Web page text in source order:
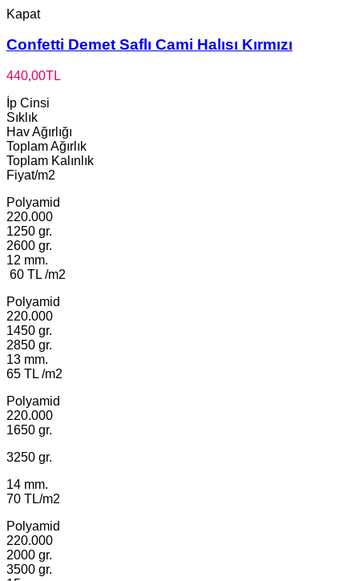
Kapat
Confetti Demet Saflı Cami Halısı Kırmızı
440,00TL
İp Cinsi
Sıklık
Hav Ağırlığı
Toplam Ağırlık
Toplam Kalınlık
Fiyat/m2
Polyamid
220.000
1250 gr.
2600 gr.
12 mm.
60 TL /m2
Polyamid
220.000
1450 gr.
2850 gr.
13 mm.
65 TL /m2
Polyamid
220.000
1650 gr.
3250 gr.
14 mm.
70 TL/m2
Polyamid
220.000
2000 gr.
3500 gr.